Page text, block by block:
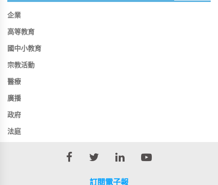
企業
高等教育
國中小教育
宗教活動
醫療
廣播
政府
法庭
訂閱電子報